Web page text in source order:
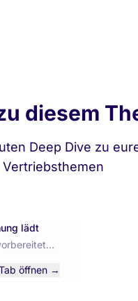
diesem
Deep Dive zu
Vertriebsthemen
lädt
öffnen →